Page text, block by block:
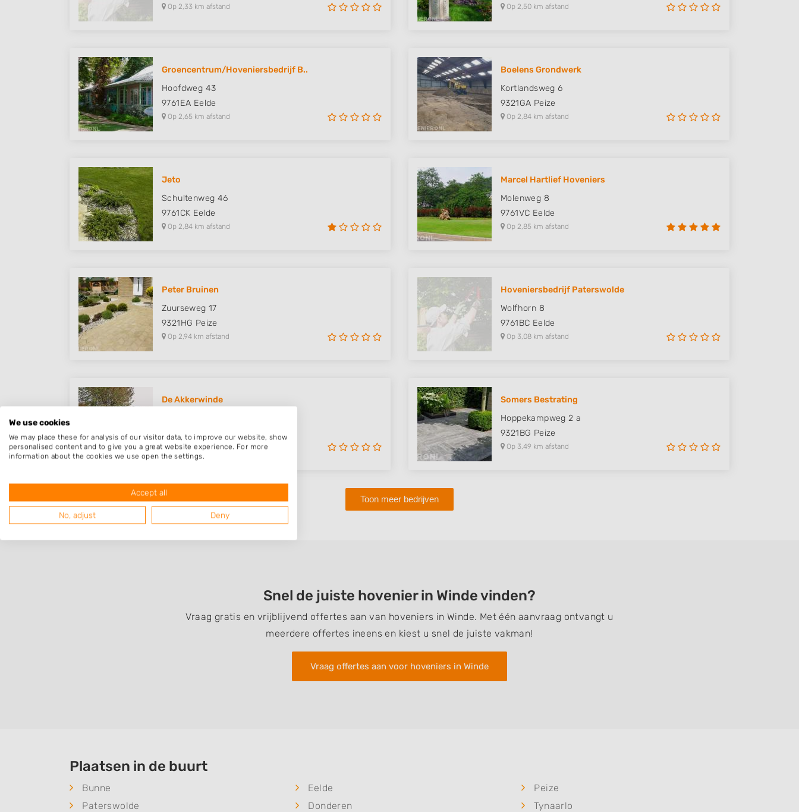
Op 2,33 km afstand Op 2,50 km afstand
Groencentrum/Hoveniersbedrijf B..
Hoofdweg 43
9761EA Eelde
Op 2,65 km afstand
Boelens Grondwerk
Kortlandsweg 6
9321GA Peize
Op 2,84 km afstand
Jeto
Schultenweg 46
9761CK Eelde
Op 2,84 km afstand
Marcel Hartlief Hoveniers
Molenweg 8
9761VC Eelde
Op 2,85 km afstand
Peter Bruinen
Zuurseweg 17
9321HG Peize
Op 2,94 km afstand
Hoveniersbedrijf Paterswolde
Wolfhorn 8
9761BC Eelde
Op 3,08 km afstand
De Akkerwinde
9321XH Peize
Op 3,42 km afstand
Somers Bestrating
Hoppekampweg 2 a
9321BG Peize
Op 3,49 km afstand
Toon meer bedrijven
Snel de juiste hovenier in Winde vinden?
Vraag gratis en vrijblijvend offertes aan van hoveniers in Winde. Met één aanvraag ontvangt u
meerdere offertes ineens en kiest u snel de juiste vakman!
Vraag offertes aan voor hoveniers in Winde
Plaatsen in de buurt
Bunne Eelde
Peize
Paterswolde
Donderen
Tynaarlo
We use cookies
We may place these for analysis of our visitor data, to improve our website, show
personalised content and to give you a great website experience. For more
information about the cookies we use open the settings.
Accept all
No, adjust Deny